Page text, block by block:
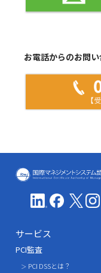
お電話からのお問
サービス
PCI監査
PCI DSSとは？